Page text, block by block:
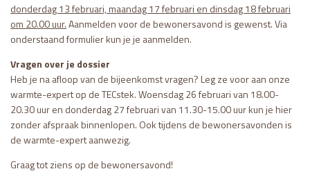
donderdag 13 februari, maandag 17 februari en dinsdag 18 februari
om 20.00 uur.Aanmelden voor de bewonersavond is gewenst. Via
onderstaand formulier kun je je aanmelden.
Vragen over je dossier
Heb je na afloop van de bijeenkomst vragen? Leg ze voor aan onze
warmte-expert op de TECstek. Woensdag 26 februari van 18.00-
20.30 uur en donderdag 27 februari van 11.30-15.00 uur kun je hier
zonder afspraak binnenlopen. Ook tijdens de bewonersavonden is
de warmte-expert aanwezig.
Graag tot ziens op de bewonersavond!